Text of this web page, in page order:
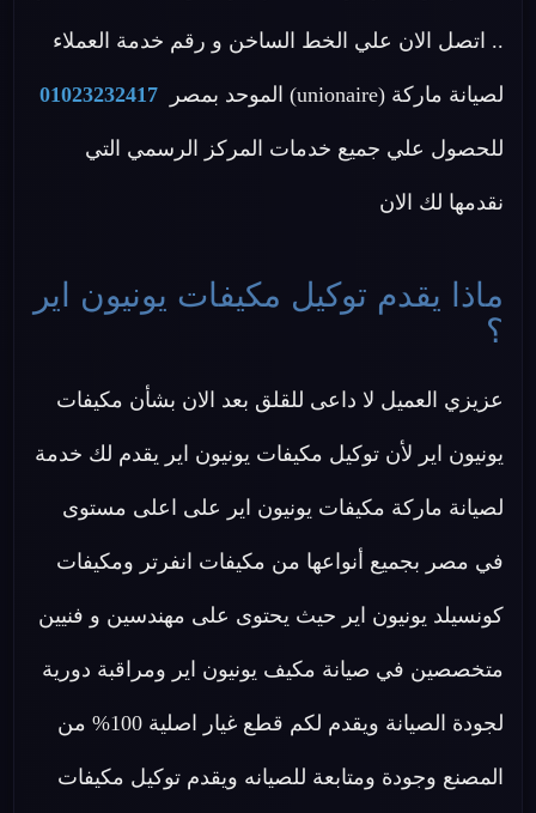
.. اتصل الان علي الخط الساخن و رقم خدمة العملاء
لصيانة ماركة (unionaire) الموحد بمصر 01023232417
للحصول علي جميع خدمات المركز الرسمي التي
نقدمها لك الان
ماذا يقدم توكيل مكيفات يونيون اير
؟
عزيزي العميل لا داعى للقلق بعد الان بشأن مكيفات
يونيون اير لأن توكيل مكيفات يونيون اير يقدم لك خدمة
لصيانة ماركة مكيفات يونيون اير على اعلى مستوى
في مصر بجميع أنواعها من مكيفات انفرتر ومكيفات
كونسيلد يونيون اير حيث يحتوى على مهندسين و فنيين
متخصصين في صيانة مكيف يونيون اير ومراقبة دورية
لجودة الصيانة ويقدم لكم قطع غيار اصلية 100% من
المصنع وجودة ومتابعة للصيانه ويقدم توكيل مكيفات